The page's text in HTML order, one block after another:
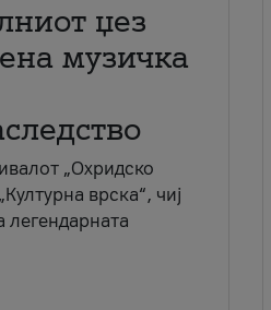
џез
музичка
„Охридско
врска“, чиј
легендарната